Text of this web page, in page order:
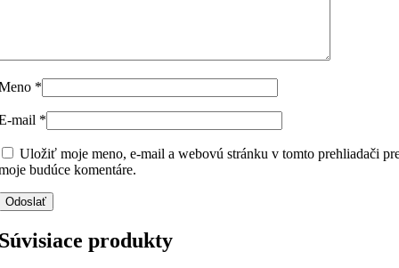
*
mail *
Uložiť moje meno, e-mail a webovú stránku v tomto prehliadači
budúce komentáre.
produkty